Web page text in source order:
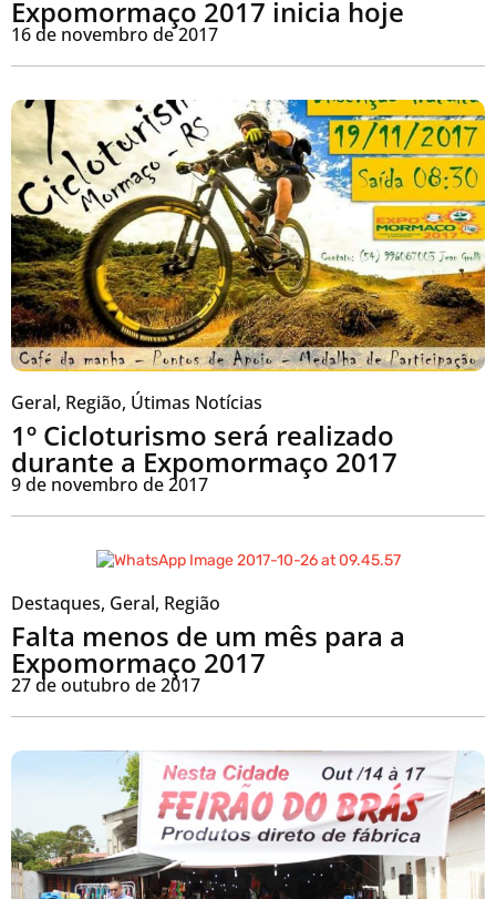
Expomormaço 2017 inicia hoje
16 de novembro de 2017
Geral, Região, Útimas Notícias
1º Cicloturismo será realizado
durante a Expomormaço 2017
9 de novembro de 2017
Destaques, Geral, Região
Falta menos de um mês para a
Expomormaço 2017
27 de outubro de 2017